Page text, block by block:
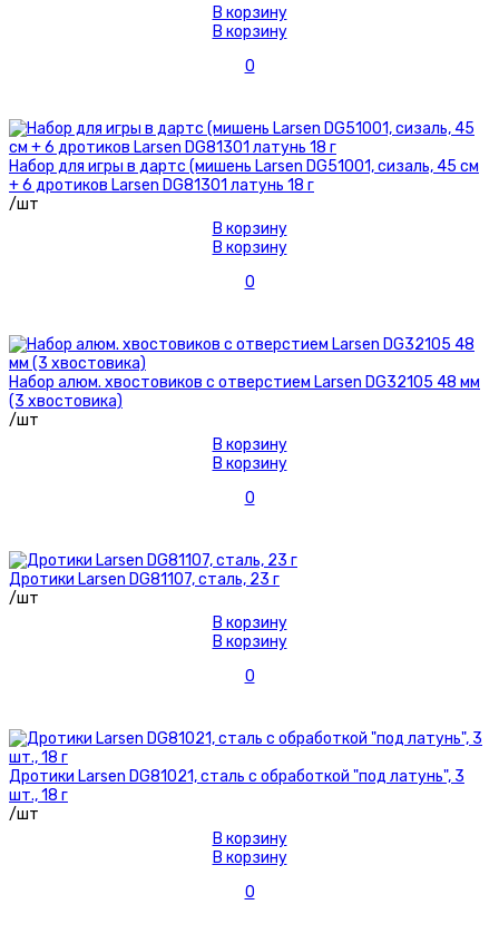
В корзину
В корзину
0
Набор для игры в дартс (мишень Larsen DG51001, сизаль, 45 см
+ 6 дротиков Larsen DG81301 латунь 18 г
/шт
В корзину
В корзину
0
Набор алюм. хвостовиков с отверстием Larsen DG32105 48 мм
(3 хвостовика)
/шт
В корзину
В корзину
0
Дротики Larsen DG81107, сталь, 23 г
/шт
В корзину
В корзину
0
Дротики Larsen DG81021, сталь с обработкой "под латунь", 3
шт., 18 г
/шт
В корзину
В корзину
0